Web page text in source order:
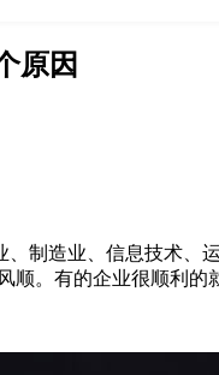
原因
制造业、信息技术
顺。有的企业很顺利